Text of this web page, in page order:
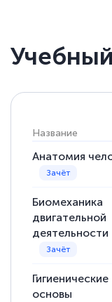
Название
Анатомия
Биомеханика
двигательной
деятельности
Гигиенические
основы